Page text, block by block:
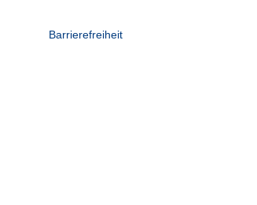
Barrierefreiheit